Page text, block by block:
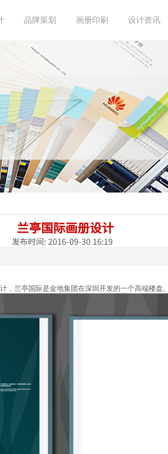
兰亭国际画册设计
发布时间: 2016-09-30 16:19
，兰亭国际是金地集团在深圳开发的一个高端楼盘。
品牌策划 画册印刷 设计资讯